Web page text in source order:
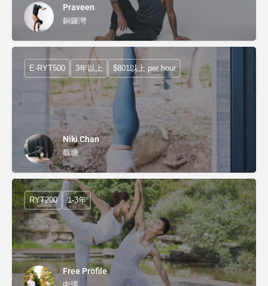
Praveen
銅鑼灣
Niki Chan
觀塘
E-RYT500 3年以上 $801以上 per hour
Free Profile
RYT200 1-3年